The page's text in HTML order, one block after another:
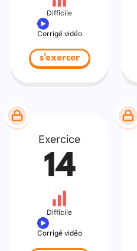
Difficile
Corrigé vidéo
s'exercer
Exercice
14
Difficile
Corrigé vidéo